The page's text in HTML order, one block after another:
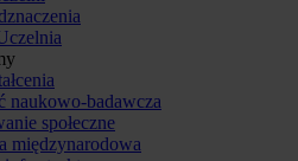
naukowo-badawcza
społeczne
międzynarodowa